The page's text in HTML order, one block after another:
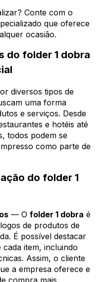
Conte com o
que oferece
ocasião.
do folder 1 dobra
diversos tipos de
uma forma
e serviços. Desde
e hotéis até
todos podem se
como parte de
do folder 1
— O folder 1 dobra é
de produtos de
É possível destacar
item, incluindo
Assim, o cliente
a empresa oferece e